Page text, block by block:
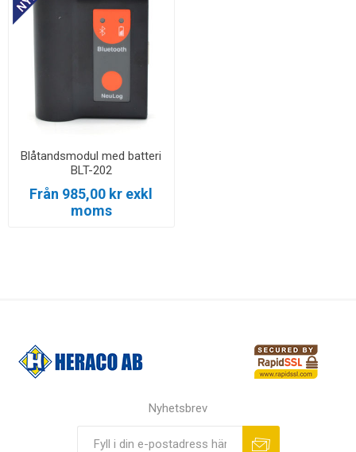
Blåtandsmodul med batteri
BLT-202
Från 985,00 kr exkl
moms
Nyhetsbrev